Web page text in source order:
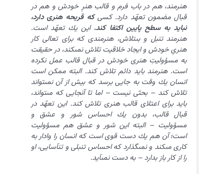
هنرمند، هم در باب فرم و قالب هنرِ خودش و هم در
قبال مضمون تعهّد دارد. كسىكه قريحه هنرى دارد،
نبايد به سطح پايين اكتفا كند. اين يك تعهّد است.
هنرمند تنبل و بى‏تلاش، هنرمندى كه براى تعالى كار
هنرىِ خودش و ايجاد خلاقيت تلاش نمى‏كند، در حقيقت
به مسؤوليتِ هنرى خودش در قبال قالب عمل نكرده
است. هنرمند بايد دائم تلاش كند. البته ممكن است
انسان يك وقت به جايى برسد كه بيش از آن نمى‏تواند
تلاش كند – بحثى نيست – اما تا آن‏جايى كه مى‏تواند،
بايد براى اعتلاى قالب هنرى تلاش كند. اين تعهّد در
قبال قالب، بدون يك احساس شور و عشق و
مسؤوليت – البته اين شور و عشق هم مسؤوليت
است؛ آن هم يك دست قوى است كه انسان را وادار به
كارى مى‏كند و نمى‏گذارد كه احساس تنبلى و تن‏آسايى، او
را از كار باز بدارد – به دست نمى‏آيد.